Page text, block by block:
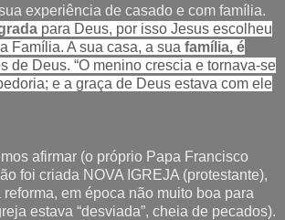
experiência de casado e com família.
para Deus, por isso Jesus escolheu
Família. A sua casa, a sua família, é
de Deus. “O menino crescia e tornava-se
e a graça de Deus estava com ele
afirmar (o próprio Papa Francisco
foi criada NOVA IGREJA (protestante),
em época não muito boa para
estava “desviada”, cheia de pecados).